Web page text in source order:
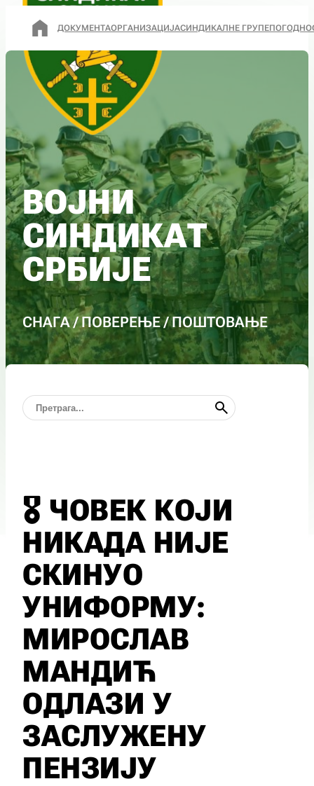
ДОКУМЕНТАОРГАНИЗАЦИЈАСИНДИКАЛНЕ ГРУПЕ
ВОЈНИ
СИНДИКАТ
СРБИЈЕ
СНАГА / ПОВЕРЕЊЕ / ПОШТОВАЊЕ
🎖️ ЧОВЕК КОЈИ
НИКАДА НИЈЕ
СКИНУО
УНИФОРМУ:
МИРОСЛАВ
МАНДИЋ
ОДЛАЗИ У
ЗАСЛУЖЕНУ
ПЕНЗИЈУ